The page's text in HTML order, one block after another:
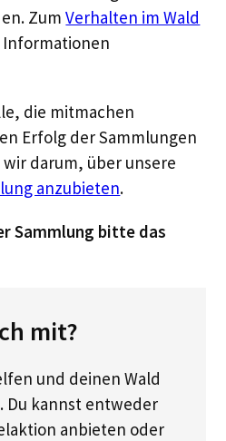
ZumVerhalten im Wald
Informationen
die mitmachen
Erfolg der Sammlungen
darum, über unsere
anzubieten.
Sammlung bitte das
mit?
und deinen Wald
Du kannst entweder
anbieten oder